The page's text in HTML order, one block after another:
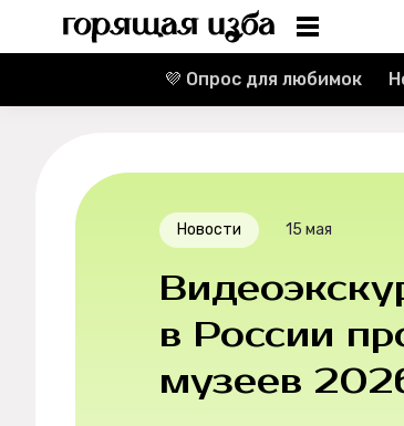
Реклама
💜 Опрос для любимок
Новости 15 мая
в России
музеев